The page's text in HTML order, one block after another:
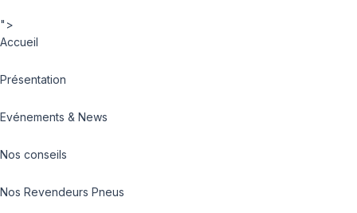
">
Accueil
Présentation
Evénements & News
Nos conseils
Nos Revendeurs Pneus